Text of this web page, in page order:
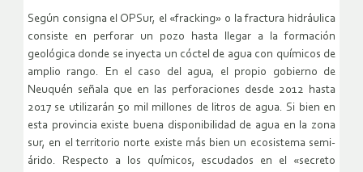
Según consigna el OPSur, el «fracking» o la fractura hidráulica
consiste en perforar un pozo hasta llegar a la formación
geológica donde se inyecta un cóctel de agua con químicos de
amplio rango. En el caso del agua, el propio gobierno de
Neuquén señala que en las perforaciones desde 2012 hasta
2017 se utilizarán 50 mil millones de litros de agua. Si bien en
esta provincia existe buena disponibilidad de agua en la zona
sur, en el territorio norte existe más bien un ecosistema semi-
árido. Respecto a los químicos, escudados en el «secreto